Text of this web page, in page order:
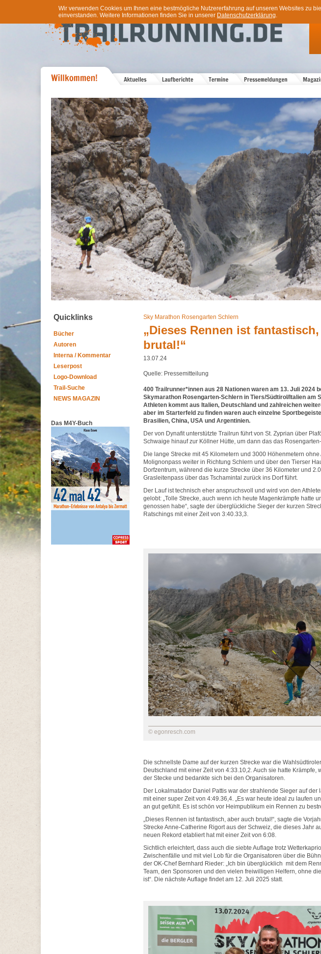
Wir verwenden Cookies um Ihnen eine bestmögliche Nutzererfahrung auf unseren Websites zu
einverstanden. Weitere Informationen finden Sie in unserer Datenschutzerklärung.
Quicklinks
Bücher
Autoren
Interna / Kommentar
Leserpost
Logo-Download
Trail-Suche
NEWS MAGAZIN
Das M4Y-Buch
Sky Marathon Rosengarten Schlern
„Dieses Rennen ist
brutal!“
13.07.24
Quelle: Pressemitteilung
400 Trailrunner*innen aus 28 Nationen waren am 13. Juli 2024
Skymarathon Rosengarten-Schlern in Tiers/Südtirol/Italien am
Athleten kommt aus Italien, Deutschland und zahlreichen
aber im Starterfeld zu finden waren auch einzelne
Brasilien, China, USA und Argentinien.
Der von Dynafit unterstützte Trailrun führt von St. Zyprian über
Schwaige hinauf zur Köllner Hütte, um dann das das
Die lange Strecke mit 45 Kilometern und 3000 Höhenmetern ohne
Molignonpass weiter in Richtung Schlern und über den Tierser
Dorfzentrum, während die kurze Strecke über 36 Kilometer und
Grasleitenpass über das Tschamintal zurück ins Dorf führt.
Der Lauf ist technisch eher anspruchsvoll und wird von den
gelobt: „Tolle Strecke, auch wenn ich heute Magenkrämpfe hatte
genossen habe“, sagte der überglückliche Sieger der kurzen
Ratschings mit einer Zeit von 3:40.33,3.
© egonresch.com
Die schnellste Dame auf der kurzen Strecke war die
Deutschland mit einer Zeit von 4:33.10,2. Auch sie hatte Krämpfe,
der Stecke und bedankte sich bei den Organisatoren.
Der Lokalmatador Daniel Pattis war der strahlende Sieger auf der
mit einer super Zeit von 4:49.36,4. „Es war heute ideal zu laufen
an gut gefühlt. Es ist schön vor Heimpublikum ein Rennen zu
„Dieses Rennen ist fantastisch, aber auch brutal!“, sagte die
Strecke Anne-Catherine Rigort aus der Schweiz, die dieses Jahr
neuen Rekord etabliert hat mit einer Zeit von 6:08.
Sichtlich erleichtert, dass auch die siebte Auflage trotz
Zwischenfälle und mit viel Lob für die Organisatoren über die
der OK-Chef Bernhard Rieder: „Ich bin überglücklich mit dem
Team, den Sponsoren und den vielen freiwilligen Helfern, ohne
ist“. Die nächste Auflage findet am 12. Juli 2025 statt.